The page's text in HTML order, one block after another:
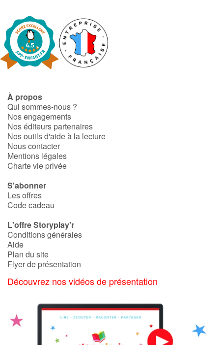
À propos
Qui sommes-nous ?
Nos engagements
Nos éditeurs partenaires
Nos outils d'aide à la lecture
Nous contacter
Mentions légales
Charte vie privée
S'abonner
Les offres
Code cadeau
L'offre Storyplay'r
Conditions générales
Aide
Plan du site
Flyer de présentation
Découvrez nos vidéos de présentation